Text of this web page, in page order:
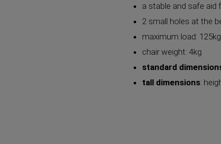
a stable and safe aid
2 small holes at the
maximum load: 125kg
chair weight: 4kg
standard
tall dimensions: